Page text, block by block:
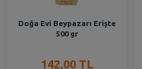
Doğa Evi Beypazarı Erişte
500 gr
142,00 TL